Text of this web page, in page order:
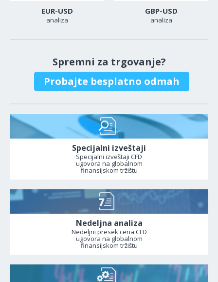
EUR-USD
analiza
GBP-USD
analiza
Spremni za trgovanje?
Probajte besplatno odmah
Specijalni izveštaji
Specijalni izveštaji CFD
ugovora na globalnom
finansijskom tržištu
Nedeljna analiza
Nedeljni presek cena CFD
ugovora na globalnom
finansijskom tržištu